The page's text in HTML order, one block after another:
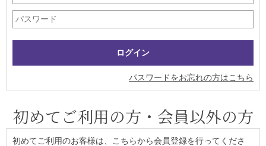
パスワードをお忘れの方はこちら
初めてご利用の方・会員以外の方
初めてご利用のお客様は、こちらから会員登録を行ってくださ